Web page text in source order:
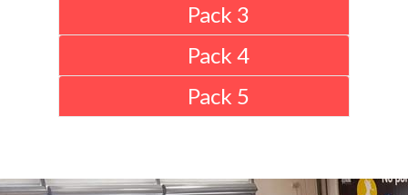
Pack 3
Pack 4
Pack 5